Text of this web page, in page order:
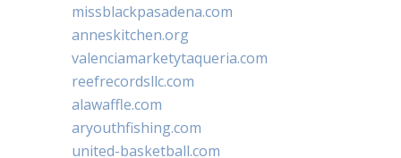
missblackpasadena.com
anneskitchen.org
valenciamarketytaqueria.com
reefrecordsllc.com
alawaffle.com
aryouthfishing.com
united-basketball.com